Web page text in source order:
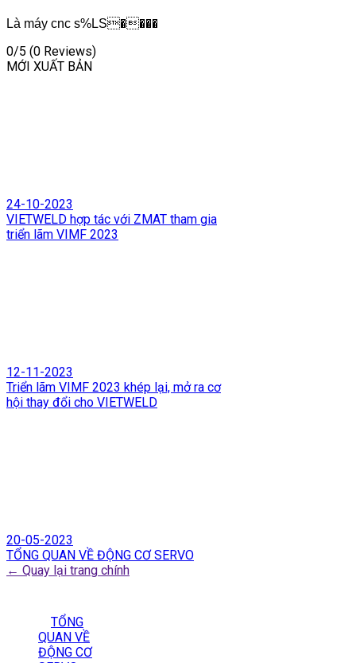
Là máy cnc s%LS����
0/5 (0 Reviews)
MỚI XUẤT BẢN
24-10-2023
VIETWELD hợp tác với ZMAT tham gia
triển lãm VIMF 2023
12-11-2023
Triển lãm VIMF 2023 khép lại, mở ra cơ
hội thay đổi cho VIETWELD
20-05-2023
TỔNG QUAN VỀ ĐỘNG CƠ SERVO
← Quay lại trang chính
TỔNG
QUAN VỀ
ĐỘNG CƠ